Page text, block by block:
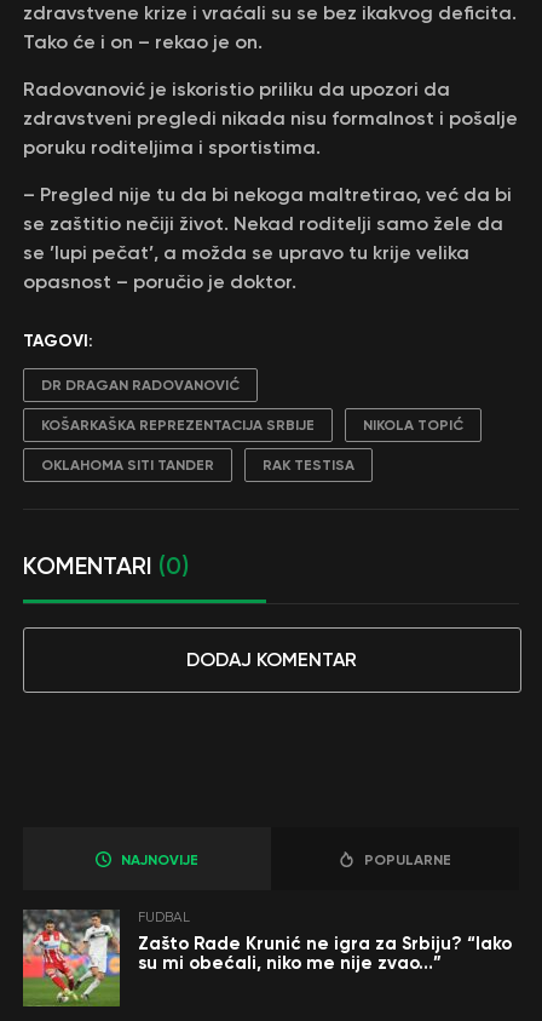
zdravstvene krize i vraćali su se bez ikakvog deficita.
Tako će i on – rekao je on.
Radovanović je iskoristio priliku da upozori da
zdravstveni pregledi nikada nisu formalnost i pošalje
poruku roditeljima i sportistima.
– Pregled nije tu da bi nekoga maltretirao, već da bi
se zaštitio nečiji život. Nekad roditelji samo žele da
se ’lupi pečat’, a možda se upravo tu krije velika
opasnost – poručio je doktor.
TAGOVI:
DR DRAGAN RADOVANOVIĆ
KOŠARKAŠKA REPREZENTACIJA SRBIJE NIKOLA TOPIĆ
OKLAHOMA SITI TANDER RAK TESTISA
KOMENTARI (0)
DODAJ KOMENTAR
NAJNOVIJE POPULARNE
FUDBAL
Zašto Rade Krunić ne igra za Srbiju? “Iako
su mi obećali, niko me nije zvao…”